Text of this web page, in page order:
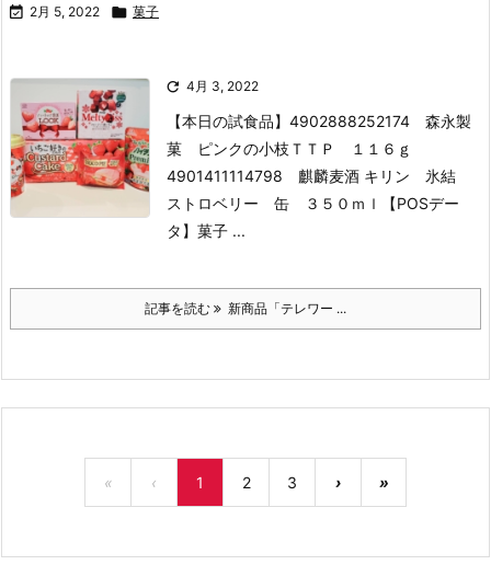
 2月 5, 2022  菓子
 4月 3, 2022
【本日の試食品】 4902888252174 森永製
菓 ピンクの小枝ＴＴＰ １１６ｇ
4901411114798 麒麟麦酒 キリン 氷結
ストロベリー 缶 ３５０ｍｌ
【POSデー
タ】 菓子 ...
記事を読む 新商品「テレワー ...
« ‹ 1 2 3 › »